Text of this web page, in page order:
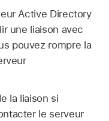
Active Directory
une liaison avec
pouvez rompre la
la liaison si
le serveur